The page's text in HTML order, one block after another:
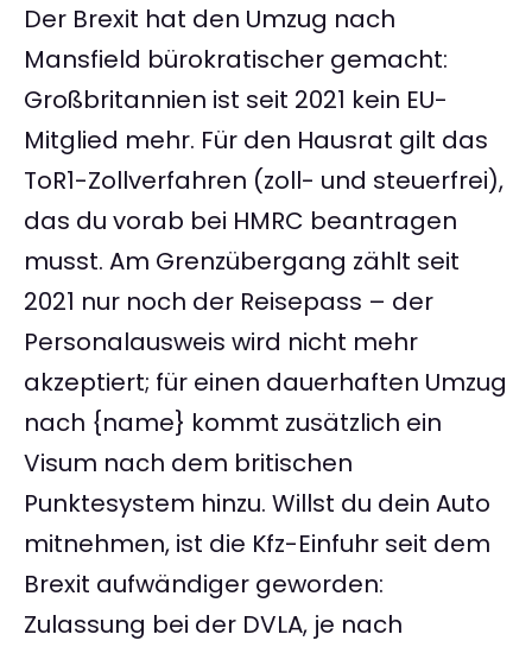
Der Brexit hat den Umzug nach
Mansfield bürokratischer gemacht:
Großbritannien ist seit 2021 kein EU-
Mitglied mehr. Für den Hausrat gilt das
ToR1-Zollverfahren (zoll- und steuerfrei),
das du vorab bei HMRC beantragen
musst. Am Grenzübergang zählt seit
2021 nur noch der Reisepass – der
Personalausweis wird nicht mehr
akzeptiert; für einen dauerhaften Umzug
nach {name} kommt zusätzlich ein
Visum nach dem britischen
Punktesystem hinzu. Willst du dein Auto
mitnehmen, ist die Kfz-Einfuhr seit dem
Brexit aufwändiger geworden:
Zulassung bei der DVLA, je nach